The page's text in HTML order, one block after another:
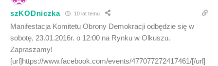
szKODniczka 10 lat temu
Manifestacja Komitetu Obrony Demokracji odbędzie się w
sobotę, 23.01.2016r. o 12:00 na Rynku w Olkuszu.
Zapraszamy!
[url]https://www.facebook.com/events/477077272417461/[/url]